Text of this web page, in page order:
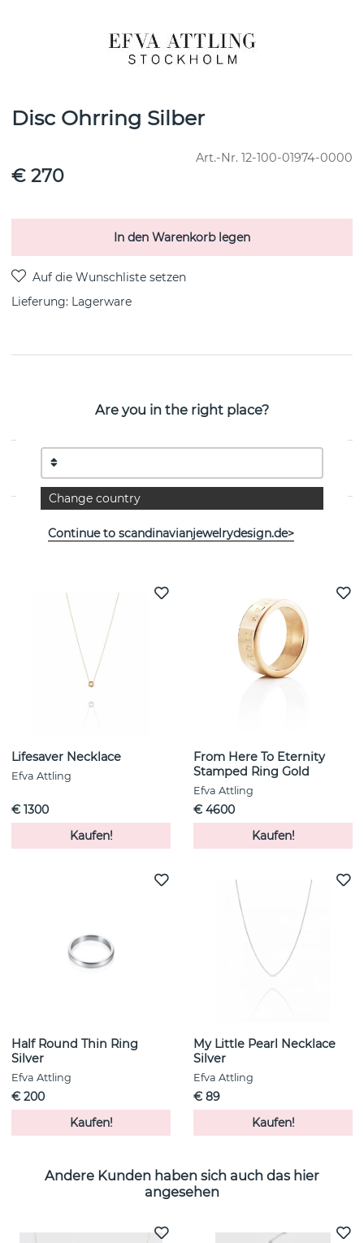
Disc Ohrring Silber
Art.-Nr. 12-100-01974-0000
€ 270
In den Warenkorb legen
Lieferung: Lagerware
Disc Ohrring Silber von der schwedischen Marke Efva
EIGENSCHAFTEN
Lifesaver Necklace
Efva Attling
€ 1300
Kaufen!
From Here To Eternity
Stamped Ring Gold
Efva Attling
€ 4600
Kaufen!
Half Round Thin Ring
Silver
Efva Attling
€ 200
Kaufen!
My Little Pearl Necklace
Silver
Efva Attling
€ 89
Kaufen!
Andere Kunden haben sich auch das hier
angesehen
Are you in the right place?
Change country
Continue to scandinavianjewelrydesign.de>